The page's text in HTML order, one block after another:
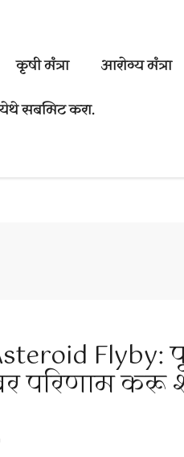
कृषी मंत्रा आरोग्य मंत्रा
येथे सबमिट करा.
Flyby:
परिणाम